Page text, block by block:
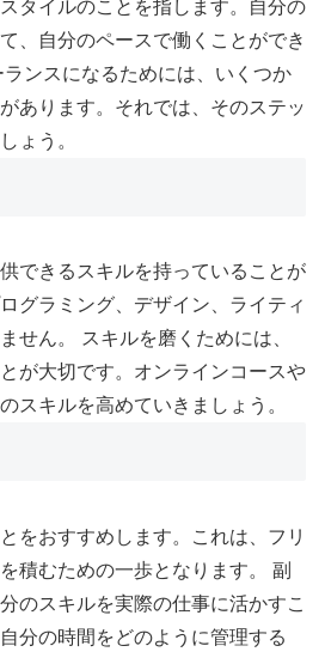
タイルのことを指します。自分の
、自分のペースで働くことができ
ンスになるためには、いくつか
あります。それでは、そのステッ
ょう。
できるスキルを持っていることが
グラミング、デザイン、ライティ
せん。 スキルを磨くためには、
が大切です。オンラインコースや
スキルを高めていきましょう。
をおすすめします。これは、フリ
積むための一歩となります。 副
のスキルを実際の仕事に活かすこ
分の時間をどのように管理する